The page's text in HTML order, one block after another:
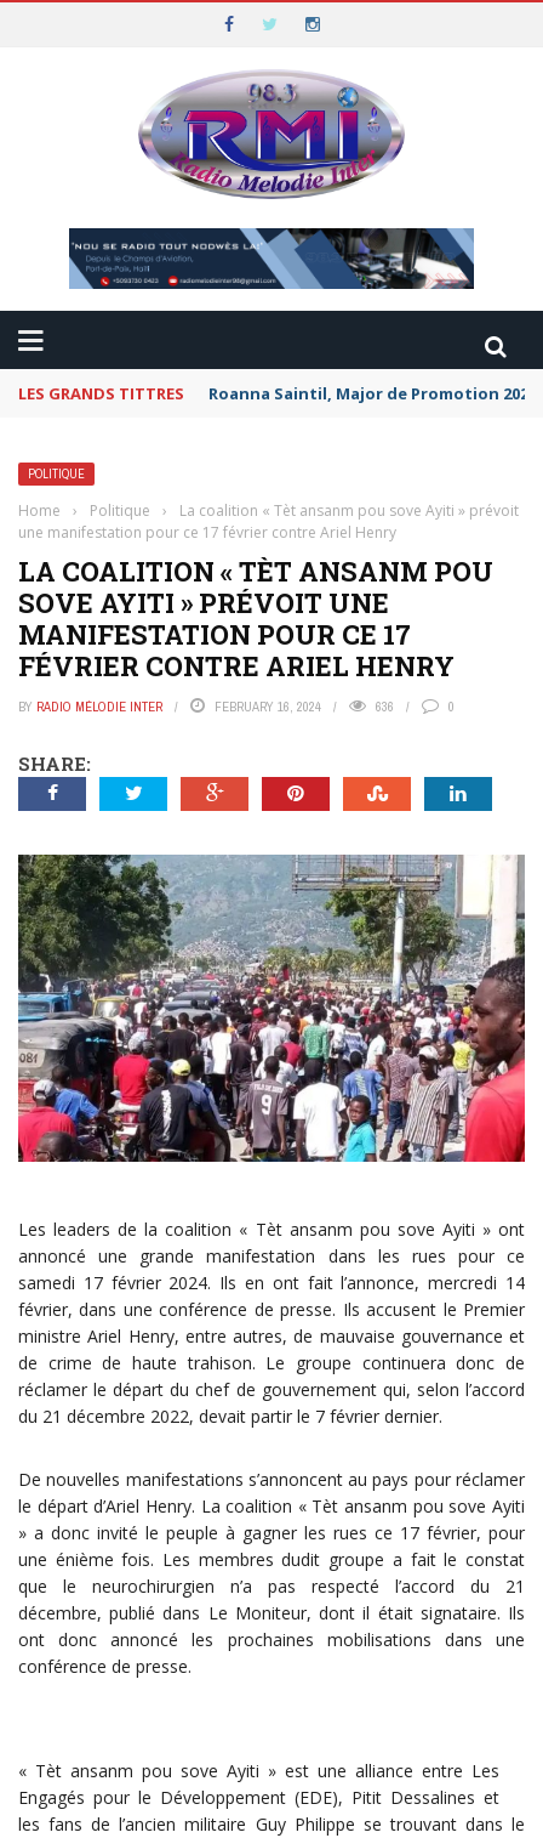
LES GRANDS TITTRES Roanna Saintil, Major de Promotion
POLITIQUE
Home › Politique ›
La coalition « Tèt ansanm pou sove Ayiti » prévoit
une manifestation pour ce 17 février contre Ariel Henry
LA COALITION « TÈT ANSANM POU
SOVE AYITI » PRÉVOIT UNE
MANIFESTATION POUR CE 17
FÉVRIER CONTRE ARIEL HENRY
BY RADIO MÉLODIE INTER FEBRUARY 16, 2024 636 0
SHARE:
Les leaders de la coalition « Tèt ansanm pou sove Ayiti » ont
annoncé une grande manifestation dans les rues pour ce
samedi 17 février 2024. Ils en ont fait l’annonce, mercredi 14
février, dans une conférence de presse. Ils accusent le Premier
ministre Ariel Henry, entre autres, de mauvaise gouvernance et
de crime de haute trahison. Le groupe continuera donc de
réclamer le départ du chef de gouvernement qui, selon l’accord
du 21 décembre 2022, devait partir le 7 février dernier.
De nouvelles manifestations s’annoncent au pays pour réclamer
le départ d’Ariel Henry. La coalition « Tèt ansanm pou sove Ayiti
» a donc invité le peuple à gagner les rues ce 17 février, pour
une énième fois. Les membres dudit groupe a fait le constat
que le neurochirurgien n’a pas respecté l’accord du 21
décembre, publié dans Le Moniteur, dont il était signataire. Ils
ont donc annoncé les prochaines mobilisations dans une
conférence de presse.
« Tèt ansanm pou sove Ayiti » est une alliance entre Les
Engagés pour le Développement (EDE), Pitit Dessalines et
les fans de l’ancien militaire Guy Philippe se trouvant dans le